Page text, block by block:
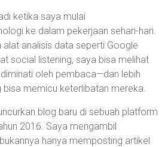
ketika saya mulai
ke dalam pekerjaan sehari-hari.
alat analisis data seperti Google
social listening, saya bisa melihat
oleh pembaca—dan lebih
memicu keterlibatan mereka.
blog baru di sebuah platform
2016. Saya mengambil
hanya memposting artikel